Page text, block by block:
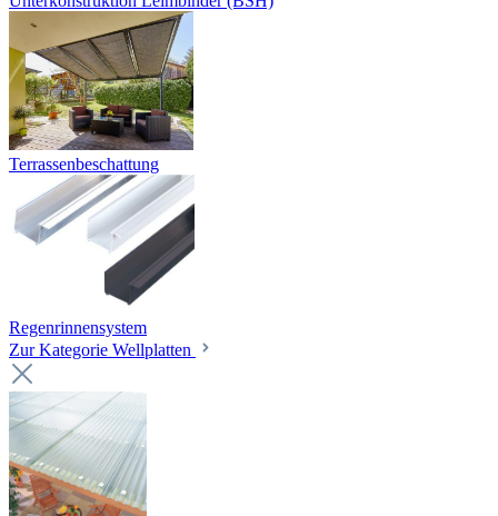
Terrassenbeschattung
Regenrinnensystem
Zur Kategorie Wellplatten